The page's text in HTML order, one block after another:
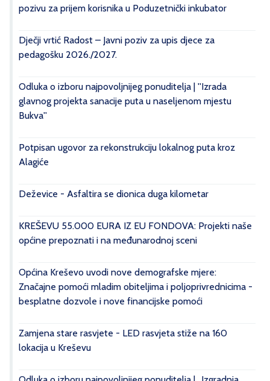
pozivu za prijem korisnika u Poduzetnički inkubator
Dječji vrtić Radost – Javni poziv za upis djece za
pedagošku 2026./2027.
Odluka o izboru najpovoljnijeg ponuditelja | ''Izrada
glavnog projekta sanacije puta u naseljenom mjestu
Bukva''
Potpisan ugovor za rekonstrukciju lokalnog puta kroz
Alagiće
Deževice - Asfaltira se dionica duga kilometar
KREŠEVU 55.000 EURA IZ EU FONDOVA: Projekti naše
općine prepoznati i na međunarodnoj sceni
Općina Kreševo uvodi nove demografske mjere:
Značajne pomoći mladim obiteljima i poljoprivrednicima -
besplatne dozvole i nove financijske pomoći
Zamjena stare rasvjete - LED rasvjeta stiže na 160
lokacija u Kreševu